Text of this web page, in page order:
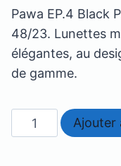
Pawa EP.4 Black
48/23. Lunettes
élégantes, au
de gamme.
quantité
de
Ajouter